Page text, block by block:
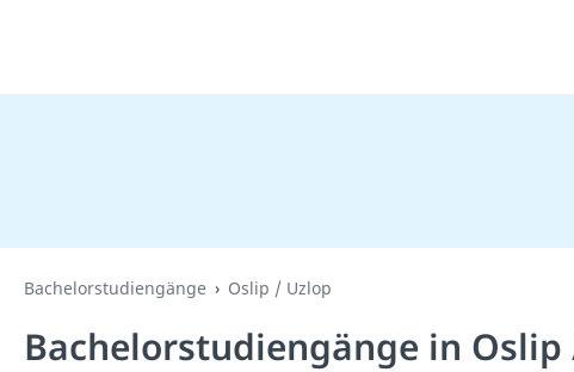
Bachelorstudiengänge Oslip / Uzlop
Bachelorstudiengänge in Oslip